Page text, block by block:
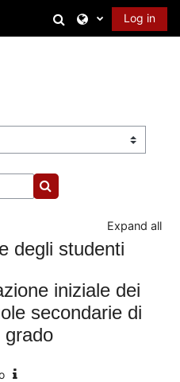
Toggle search
Log in
Search courses
Expand all
degli studenti
iniziale dei
secondarie di
grado